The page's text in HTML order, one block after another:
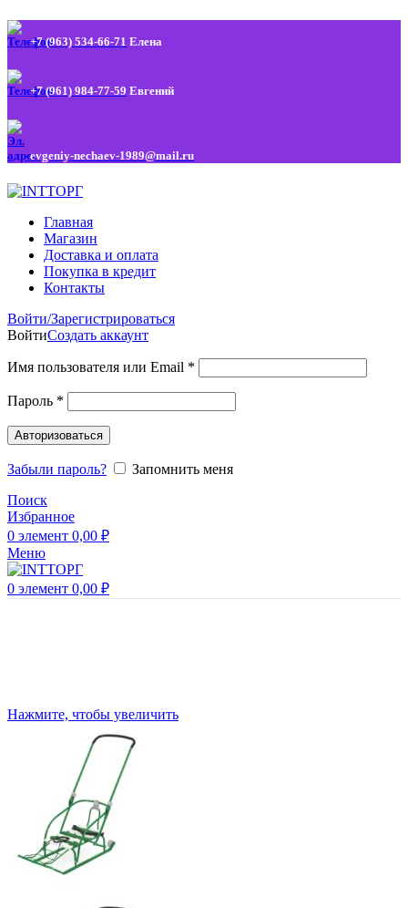
+7 (963) 534-66-71 Елена
+7 (961) 984-77-59 Евгений
evgeniy-nechaev-1989@mail.ru
Главная
Магазин
Доставка и оплата
Покупка в кредит
Контакты
Войти/Зарегистрироваться
ВойтиСоздать аккаунт
Имя пользователя или Email *
Пароль *
Авторизоваться
Забыли пароль?
Запомнить меня
Поиск
Избранное
0 элемент 0,00 ₽
Меню
0 элемент 0,00 ₽
Нажмите, чтобы увеличить